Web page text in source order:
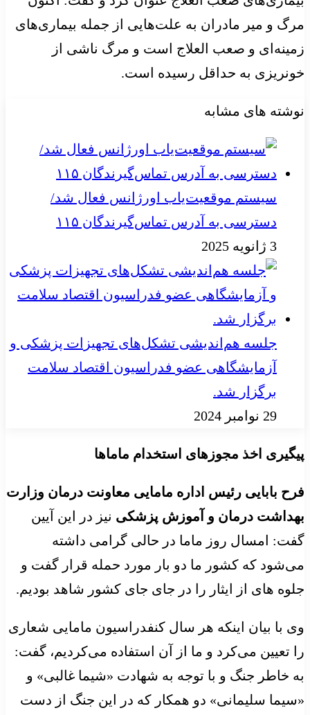
مرگ و میر مادران به علت‌هایی از جمله بیماری‌های
زمینه‌ای و صعب العلاج است و مرگ ناشی از
خونریزی به حداقل رسیده است.
نوشته های مشابه
سیستم موقعیت‌یاب اورژانس فعال شد/
دسترسی به آدرس تماس‌گیرندگان ۱۱۵
3 ژانویه 2025
جلسه هم‌اندیشی تشکل‌های تجهیزات پزشکی و
آزمایشگاهی عضو فدراسیون اقتصاد سلامت
برگزار شد.
29 نوامبر 2024
پیگیری اخذ مجوزهای استخدام ماماها
فرح بابایی رئیس اداره مامایی معاونت درمان وزارت
بهداشت درمان و آموزش پزشکی نیز در این آیین
گفت: امسال روز ماما در حالی گرامی داشته
می‌شود که کشور ما دو بار مورد حمله قرار گفت و
جلوه های از ایثار را در جای جای کشور شاهد بودیم.
وی با بیان اینکه هر سال کنفدراسیون مامایی شعاری
را تعیین می‌کرد و ما از آن استفاده‌ می‌کردیم، گفت:
به خاطر جنگ و با توجه به شهادت «شیما غالبی» و
«سیما سلیمانی» دو همکار که در این جنگ از دست